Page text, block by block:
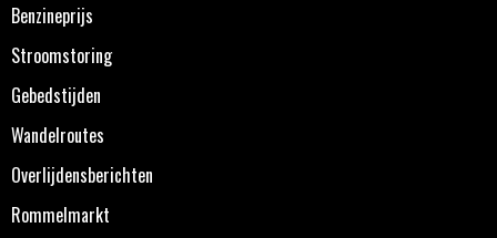
Benzineprijs
Stroomstoring
Gebedstijden
Wandelroutes
Overlijdensberichten
Rommelmarkt